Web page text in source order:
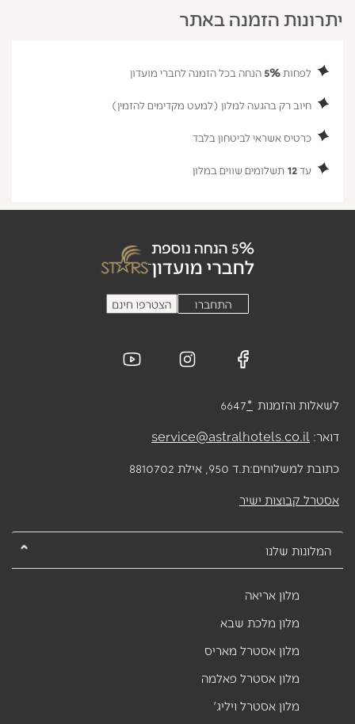
יתרונות הזמנה באתר
לפחות5% הנחה בכל הזמנה לחברי מועדון
חיוב רק בהגעה למלון (למעט מקדימים להזמין)
כרטיס אשראי לביטחון בלבד
עד12 תשלומים שווים במלון
לשאלות והזמנות *
6647
דואר: service@astralhotels.co.il
כתובת למשלוחים:ת.ד 950, אילת 8810702
אסטרל קבוצות ישיר
המלונות שלנו
מלון אריאה
מלון מלכת שבא
מלון אסטרל מאריס
מלון אסטרל פאלמה
מלון אסטרל ויליג'